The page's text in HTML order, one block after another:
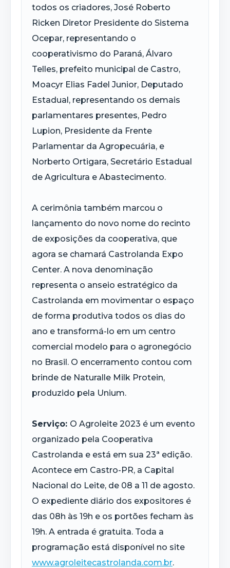
todos os criadores, José Roberto
Ricken Diretor Presidente do Sistema
Ocepar, representando o
cooperativismo do Paraná, Álvaro
Telles, prefeito municipal de Castro,
Moacyr Elias Fadel Junior, Deputado
Estadual, representando os demais
parlamentares presentes, Pedro
Lupion, Presidente da Frente
Parlamentar da Agropecuária, e
Norberto Ortigara, Secretário Estadual
de Agricultura e Abastecimento.
A cerimônia também marcou o
lançamento do novo nome do recinto
de exposições da cooperativa, que
agora se chamará Castrolanda Expo
Center. A nova denominação
representa o anseio estratégico da
Castrolanda em movimentar o espaço
de forma produtiva todos os dias do
ano e transformá-lo em um centro
comercial modelo para o agronegócio
no Brasil. O encerramento contou com
brinde de Naturalle Milk Protein,
produzido pela Unium.
Serviço: O Agroleite 2023 é um evento
organizado pela Cooperativa
Castrolanda e está em sua 23ª edição.
Acontece em Castro-PR, a Capital
Nacional do Leite, de 08 a 11 de agosto.
O expediente diário dos expositores é
das 08h às 19h e os portões fecham às
19h. A entrada é gratuita. Toda a
programação está disponível no site
www.agroleitecastrolanda.com.br.